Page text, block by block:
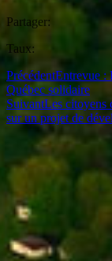
Partager:
Taux:
PrécédentEntrevue :
Québec solidaire
SuivantLes citoyens
sur un projet de